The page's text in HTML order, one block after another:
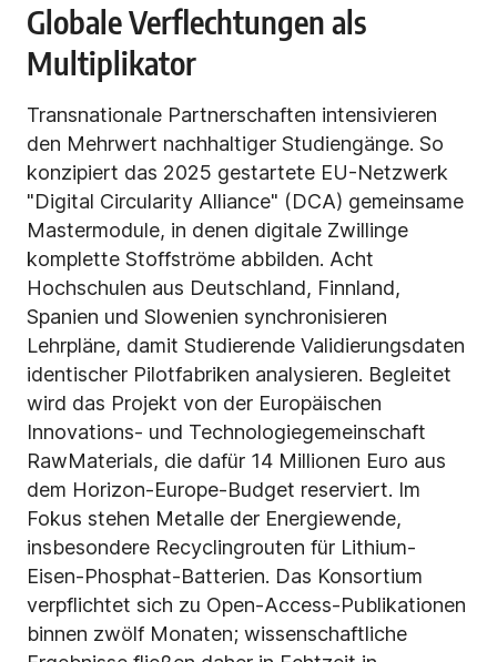
Globale Verflechtungen als
Multiplikator
Transnationale Partnerschaften intensivieren
den Mehrwert nachhaltiger Studiengänge. So
konzipiert das 2025 gestartete EU-Netzwerk
"Digital Circularity Alliance" (DCA) gemeinsame
Mastermodule, in denen digitale Zwillinge
komplette Stoffströme abbilden. Acht
Hochschulen aus Deutschland, Finnland,
Spanien und Slowenien synchronisieren
Lehrpläne, damit Studierende Validierungsdaten
identischer Pilotfabriken analysieren. Begleitet
wird das Projekt von der Europäischen
Innovations- und Technologie­gemeinschaft
RawMaterials, die dafür 14 Millionen Euro aus
dem Horizon-Europe-Budget reserviert. Im
Fokus stehen Metalle der Energiewende,
insbesondere Recyclingrouten für Lithium-
Eisen-Phosphat-Batterien. Das Konsortium
verpflichtet sich zu Open-Access-Publikationen
binnen zwölf Monaten; wissenschaftliche